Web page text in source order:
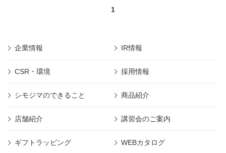
1
企業情報 IR情報
CSR・環境 採用情報
シモジマのできること 商品紹介
店舗紹介 講習会のご案内
ギフトラッピング WEBカタログ